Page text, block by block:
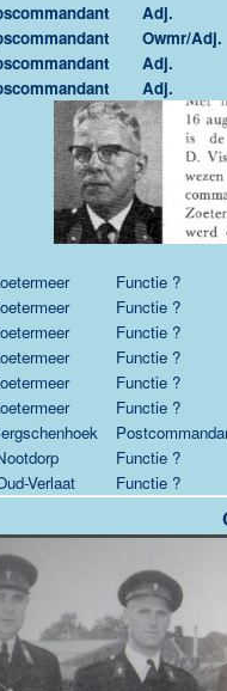
Adj.
Owmr/Adj.
Adj.
Adj.
Functie ?
Functie ?
Functie ?
Functie ?
Functie ?
Functie ?
Functie ?
Verlaat
Functie ?